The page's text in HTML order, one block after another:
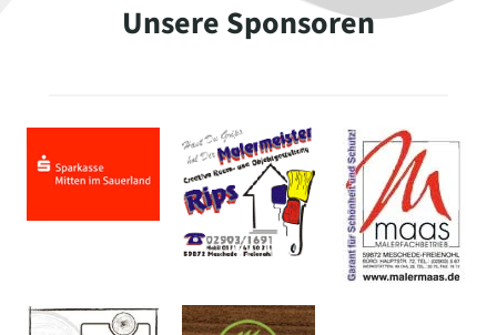
Unsere Sponsoren